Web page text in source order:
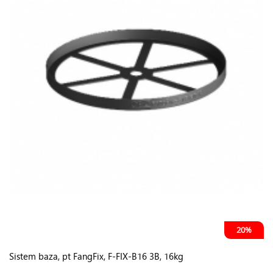
20%
Sistem baza, pt FangFix, F-FIX-B16 3B, 16kg